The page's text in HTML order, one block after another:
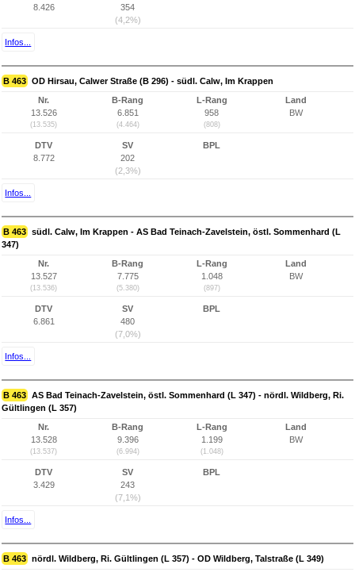
8.426
354
(4,2%)
Infos...
B 463 OD Hirsau, Calwer Straße (B 296) - südl. Calw, Im Krappen
Nr.
13.526
(13.535)
B-Rang
6.851
(4.464)
L-Rang
958
(808)
Land
BW
DTV
8.772
SV
202
(2,3%)
BPL
Infos...
B 463 südl. Calw, Im Krappen - AS Bad Teinach-Zavelstein, östl. Sommenhard (L
347)
Nr.
13.527
(13.536)
B-Rang
7.775
(5.380)
L-Rang
1.048
(897)
Land
BW
DTV
6.861
SV
480
(7,0%)
BPL
Infos...
B 463 AS Bad Teinach-Zavelstein, östl. Sommenhard (L 347) - nördl. Wildberg, Ri.
Gültlingen (L 357)
Nr.
13.528
(13.537)
B-Rang
9.396
(6.994)
L-Rang
1.199
(1.048)
Land
BW
DTV
3.429
SV
243
(7,1%)
BPL
Infos...
B 463 nördl. Wildberg, Ri. Gültlingen (L 357) - OD Wildberg, Talstraße (L 349)